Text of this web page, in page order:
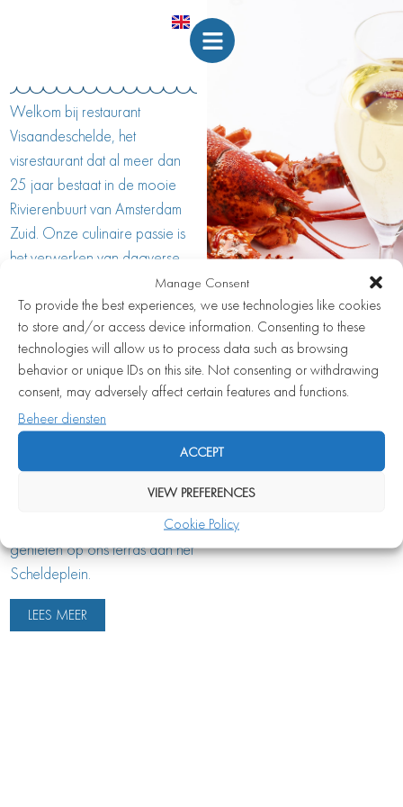
Manage Consent
To provide the best experiences, we use technologies like cookies
to store and/or access device information. Consenting to these
technologies will allow us to process data such as browsing
behavior or unique IDs on this site. Not consenting or withdrawing
consent, may adversely affect certain features and functions.
Beheer diensten
ACCEPT
VIEW PREFERENCES
Cookie Policy
Welkom bij restaurant
Visaandeschelde, het
visrestaurant dat al meer dan
25 jaar bestaat in de mooie
Rivierenbuurt van Amsterdam
Zuid. Onze culinaire passie is
het verwerken van dagverse
vis en seizoensproducten tot
spannende en heerlijke
gerechten. We bieden een
ruime wijnkaart aan waarin de
oude wijnwereld domineert.
Visaandeschelde is een vis fine
dining en heeft een fris-chique
uitstraling. Ons bedieningsteam
is professioneel met een
zomermaanden kunt u buiten
genieten op ons terras aan het
Scheldeplein.
LEES MEER